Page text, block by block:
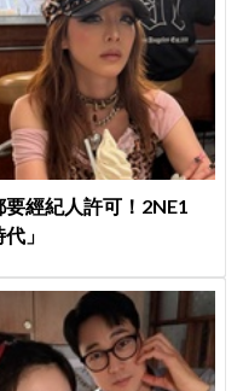
經紀人許可！2NE1
」